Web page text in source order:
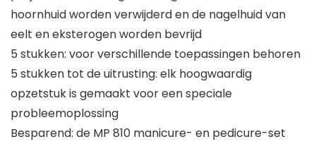
hoornhuid worden verwijderd en de nagelhuid van
eelt en eksterogen worden bevrijd
5 stukken: voor verschillende toepassingen behoren
5 stukken tot de uitrusting: elk hoogwaardig
opzetstuk is gemaakt voor een speciale
probleemoplossing
Besparend: de MP 810 manicure- en pedicure-set